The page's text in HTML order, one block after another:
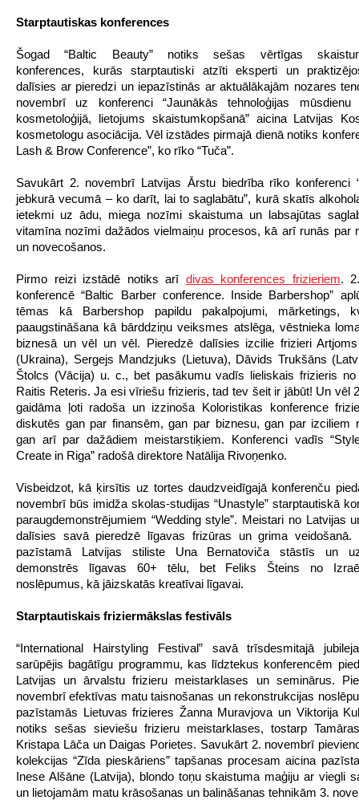
Starptautiskas konferences
Šogad “Baltic Beauty” notiks sešas vērtīgas
konferences, kurās starptautiski atzīti eksperti un
dalīsies ar pieredzi un iepazīstinās ar aktuālākajām nozares
novembrī uz konferenci “Jaunākās tehnoloģijas mūsdienu
kosmetoloģijā, lietojums skaistumkopšanā” aicina Latvijas
kosmetologu asociācija. Vēl izstādes pirmajā dienā notiks
Lash & Brow Conference”, ko rīko “Tuča”.
Savukārt 2. novembrī Latvijas Ārstu biedrība rīko konferenci
jebkurā vecumā – ko darīt, lai to saglabātu”, kurā skatīs
ietekmi uz ādu, miega nozīmi skaistuma un labsajūtas
vitamīna nozīmi dažādos vielmaiņu procesos, kā arī runās par
un novecošanos.
Pirmo reizi izstādē notiks arī divas konferences frizieriem.
konferencē “Baltic Barber conference. Inside Barbershop”
tēmas kā Barbershop papildu pakalpojumi, mārketings,
paaugstināšana kā bārddziņu veiksmes atslēga, vēstnieka
biznesā un vēl un vēl. Pieredzē dalīsies izcilie frizieri
(Ukraina), Sergejs Mandzjuks (Lietuva), Dāvids Trukšāns
Štolcs (Vācija) u. c., bet pasākumu vadīs lieliskais frizieris
Raitis Reteris. Ja esi vīriešu frizieris, tad tev šeit ir jābūt! Un vēl
gaidāma ļoti radoša un izzinoša Koloristikas konference
diskutēs gan par finansēm, gan par biznesu, gan par izciliem
gan arī par dažādiem meistarstiķiem. Konferenci vadīs
Create in Riga” radošā direktore Natālija Rivoņenko.
Visbeidzot, kā ķirsītis uz tortes daudzveidīgajā konferenču
novembrī būs imidža skolas-studijas “Unastyle” starptautiskā
paraugdemonstrējumiem “Wedding style”. Meistari no Latvijas
dalīsies savā pieredzē līgavas frizūras un grima veidošanā.
pazīstamā Latvijas stiliste Una Bernatoviča stāstīs un
demonstrēs līgavas 60+ tēlu, bet Feliks Šteins no
noslēpumus, kā jāizskatās kreatīvai līgavai.
Starptautiskais friziermākslas festivāls
“International Hairstyling Festival” savā trīsdesmitajā
sarūpējis bagātīgu programmu, kas līdztekus konferencēm
Latvijas un ārvalstu frizieru meistarklases un seminārus.
novembrī efektīvas matu taisnošanas un rekonstrukcijas
pazīstamās Lietuvas frizieres Žanna Muravjova un Viktorija
notiks sešas sieviešu frizieru meistarklases, tostarp
Kristapa Lāča un Daigas Porietes. Savukārt 2. novembrī
kolekcijas “Zīda pieskāriens” tapšanas procesam aicina
Inese Alšāne (Latvija), blondo toņu skaistuma maģiju ar viegli
un lietojamām matu krāsošanas un balināšanas tehnikām 3.